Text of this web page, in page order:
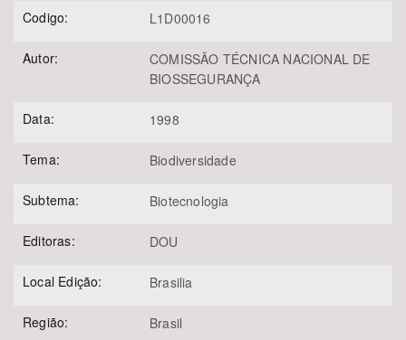
Codigo: L1D00016
Autor:
COMISSÃO TÉCNICA NACIONAL DE
BIOSSEGURANÇA
Data: 1998
Tema: Biodiversidade
Subtema: Biotecnologia
Editoras: DOU
Local Edição: Brasilia
Região: Brasil